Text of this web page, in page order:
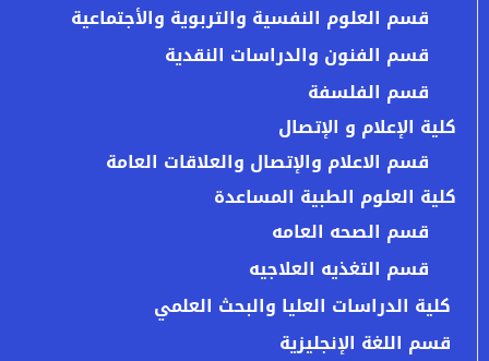
قسم العلوم النفسية والتربوية والأجتماعية
قسم الفنون والدراسات النقدية
قسم الفلسفة
كلية الإعلام و الإتصال
قسم الاعلام والإتصال والعلاقات العامة
كلية العلوم الطبية المساعدة
قسم الصحه العامه
قسم التغذيه العلاجيه
كلية الدراسات العليا والبحث العلمي
قسم اللغة الإنجليزية